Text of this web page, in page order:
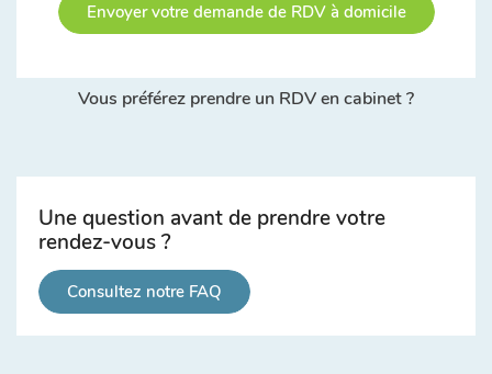
Envoyer votre demande de RDV à domicile
Vous préférez prendre un RDV en cabinet ?
Une question avant de prendre votre
rendez-vous ?
Consultez notre FAQ